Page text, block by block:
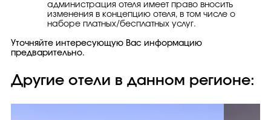
администрация отеля имеет право вносить
изменения в концепцию отеля, в том числе о
наборе платных/бесплатных услуг.
Уточняйте интересующую Вас информацию
предварительно.
Другие отели в данном регионе: